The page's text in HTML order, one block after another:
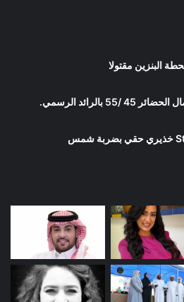
البنزين مقتولا
الرسمي.